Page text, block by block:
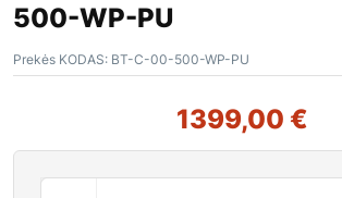
500-WP-PU
Prekės KODAS: ВТ-C-00-500-WP-PU
1399,00 €